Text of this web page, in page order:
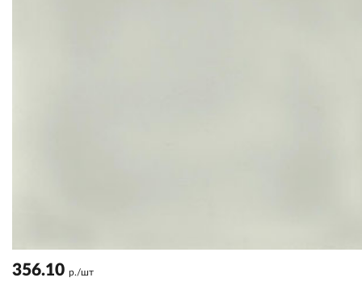
356.10 р./шт